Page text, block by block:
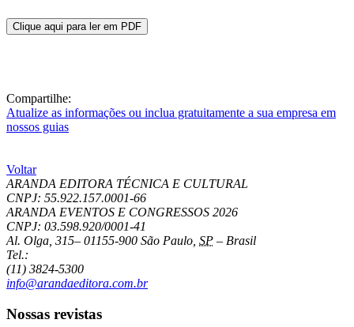
Clique aqui para ler em PDF
Compartilhe:
Atualize as informações ou inclua gratuitamente a sua empresa em
nossos guias
Voltar
ARANDA EDITORA TÉCNICA E CULTURAL
CNPJ: 55.922.157.0001-66
ARANDA EVENTOS E CONGRESSOS 2026
CNPJ: 03.598.920/0001-41
Al. Olga, 315– 01155-900 São Paulo SP – Brasil
Tel.:
(11) 3824-5300
info@arandaeditora.com.br
Nossas revistas